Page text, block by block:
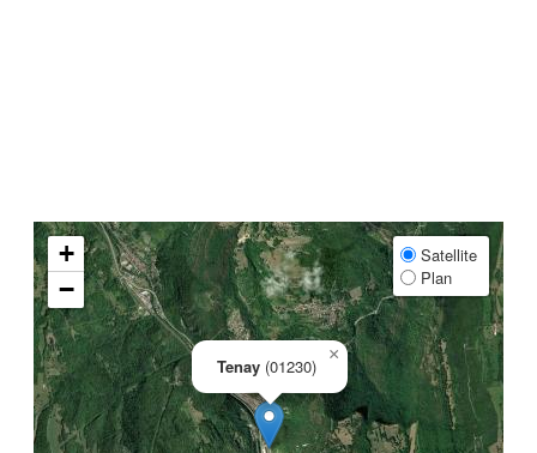
Tenay (01230)
×
+
−
Satellite
Plan